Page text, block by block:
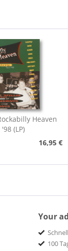
Heaven
(LP)
16,95 €
Your
100